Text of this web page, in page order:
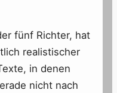
fünf Richter, hat
realistischer
in denen
nicht nach